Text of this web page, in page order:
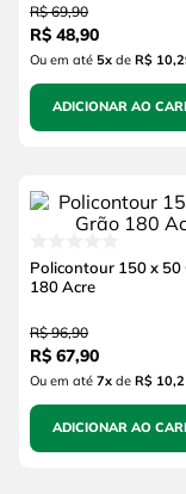
R$ 69,90
R$ 48,90
Ou em até 5xde R$
ADICIONAR AO
Policontour 150 x 50
180 Acre
R$ 96,90
R$ 67,90
Ou em até 7xde R$
ADICIONAR AO